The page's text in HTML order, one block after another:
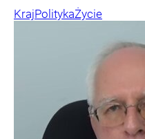
KrajPolitykaŻycie